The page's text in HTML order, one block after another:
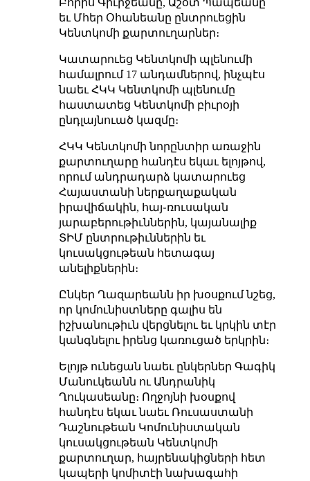
եւ Մհեր Օհանեանը ընտրուեցին
Կենտկոմի քարտուղարներ։
Կատարուեց Կենտկոմի պլենումի
համալրում 17 անդամներով, ինչպէս
նաեւ ՀԿԿ Կենտկոմի պլենումը
հաստատեց Կենտկոմի բիւրօյի
ընդլայնուած կազմը։
ՀԿԿ Կենտկոմի նորընտիր առաջին
քարտուղարը հանդէս եկաւ ելոյթով,
որում անդրադարձ կատարուեց
Հայաստանի ներքաղաքական
իրավիճակին, հայ֊ռուսական
յարաբերութիւններին, կայանալիք
ՏԻՄ ընտրութիւններին եւ
կուսակցութեան հետագայ
անելիքներին։
Ընկեր Ղազարեանն իր խօսքում նշեց,
որ կոմունիստները գալիս են
իշխանութիւն վերցնելու եւ կրկին տէր
կանգնելու իրենց կառուցած երկրին։
Ելոյթ ունեցան նաեւ ընկերներ Գագիկ
Մանուկեանն ու Անդրանիկ
Ղուկասեանը։ Ողջոյնի խօսքով
հանդէս եկաւ նաեւ Ռուսաստանի
Դաշնութեան Կոմունիստական
կուսակցութեան Կենտկոմի
քարտուղար, հայրենակիցների հետ
կապերի կոմիտէի նախագահի